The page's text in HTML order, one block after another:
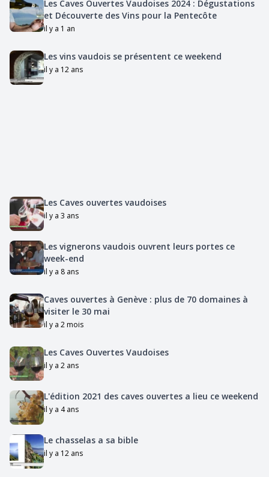
Les Caves Ouvertes Vaudoises 2024 : Dégustations
et Découverte des Vins pour la Pentecôte
il y a 1 an
Les vins vaudois se présentent ce weekend
il y a 12 ans
Les Caves ouvertes vaudoises
il y a 3 ans
Les vignerons vaudois ouvrent leurs portes ce
week-end
il y a 8 ans
Caves ouvertes à Genève : plus de 70 domaines à
visiter le 30 mai
il y a 2 mois
Les Caves Ouvertes Vaudoises
il y a 2 ans
L'édition 2021 des caves ouvertes a lieu ce weekend
il y a 4 ans
Le chasselas a sa bible
il y a 12 ans